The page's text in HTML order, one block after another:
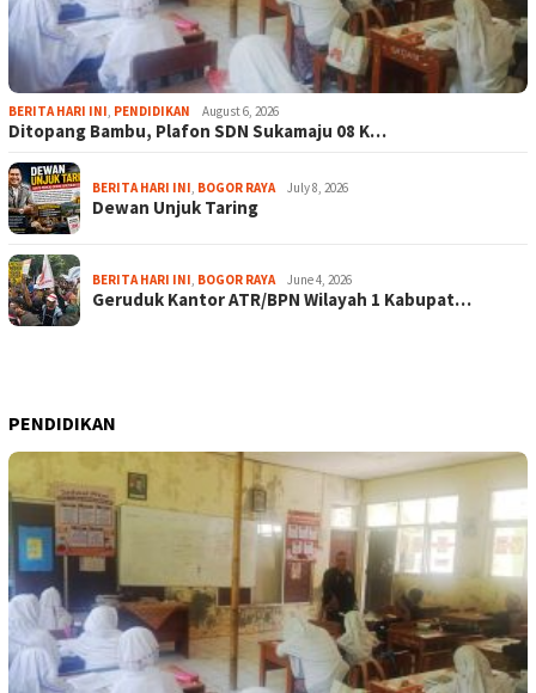
BERITA HARI INI, PENDIDIKAN August 6, 2026
Ditopang Bambu, Plafon SDN Sukamaju 08 K…
BERITA HARI INI, BOGOR RAYA July 8, 2026
Dewan Unjuk Taring
BERITA HARI INI, BOGOR RAYA June 4, 2026
Geruduk Kantor ATR/BPN Wilayah 1 Kabupat…
PENDIDIKAN